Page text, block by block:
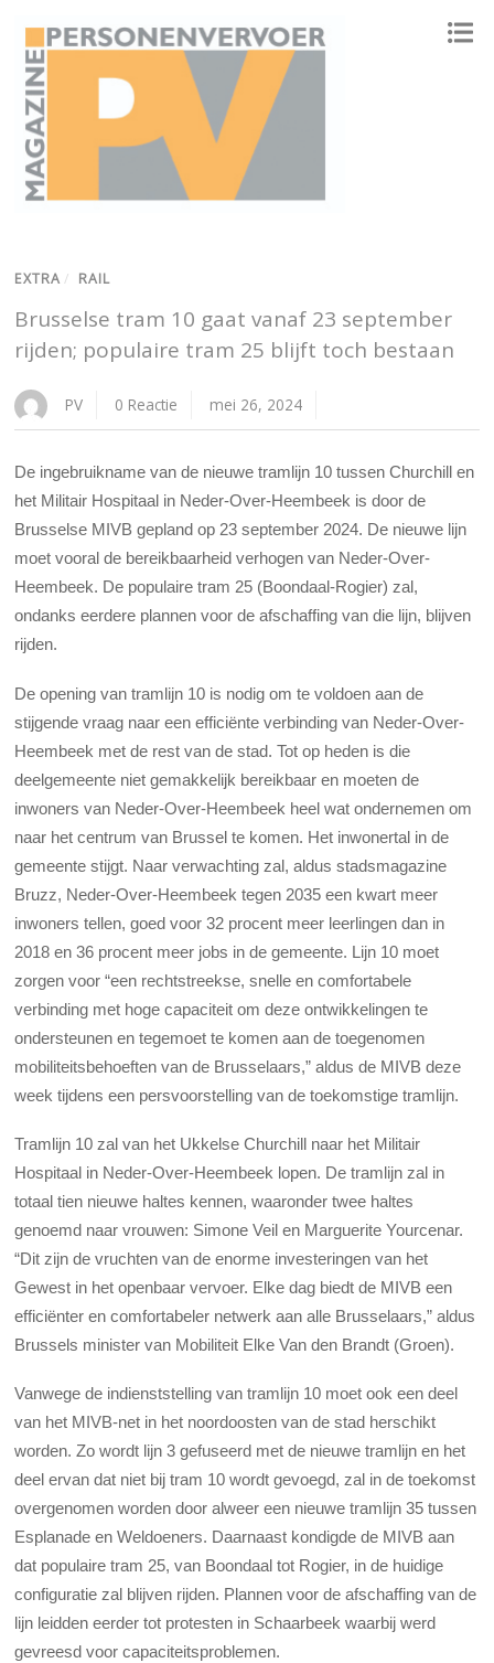
EXTRA / RAIL
Brusselse tram 10 gaat vanaf 23 september
rijden; populaire tram 25 blijft toch bestaan
PV 0 Reactie mei 26, 2024
De ingebruikname van de nieuwe tramlijn 10 tussen Churchill en
het Militair Hospitaal in Neder-Over-Heembeek is door de
Brusselse MIVB gepland op 23 september 2024. De nieuwe lijn
moet vooral de bereikbaarheid verhogen van Neder-Over-
Heembeek. De populaire tram 25 (Boondaal-Rogier) zal,
ondanks eerdere plannen voor de afschaffing van die lijn, blijven
rijden.
De opening van tramlijn 10 is nodig om te voldoen aan de
stijgende vraag naar een efficiënte verbinding van Neder-Over-
Heembeek met de rest van de stad. Tot op heden is die
deelgemeente niet gemakkelijk bereikbaar en moeten de
inwoners van Neder-Over-Heembeek heel wat ondernemen om
naar het centrum van Brussel te komen. Het inwonertal in de
gemeente stijgt. Naar verwachting zal, aldus stadsmagazine
Bruzz, Neder-Over-Heembeek tegen 2035 een kwart meer
inwoners tellen, goed voor 32 procent meer leerlingen dan in
2018 en 36 procent meer jobs in de gemeente. Lijn 10 moet
zorgen voor “een rechtstreekse, snelle en comfortabele
verbinding met hoge capaciteit om deze ontwikkelingen te
ondersteunen en tegemoet te komen aan de toegenomen
mobiliteitsbehoeften van de Brusselaars,” aldus de MIVB deze
week tijdens een persvoorstelling van de toekomstige tramlijn.
Tramlijn 10 zal van het Ukkelse Churchill naar het Militair
Hospitaal in Neder-Over-Heembeek lopen. De tramlijn zal in
totaal tien nieuwe haltes kennen, waaronder twee haltes
genoemd naar vrouwen: Simone Veil en Marguerite Yourcenar.
“Dit zijn de vruchten van de enorme investeringen van het
Gewest in het openbaar vervoer. Elke dag biedt de MIVB een
efficiënter en comfortabeler netwerk aan alle Brusselaars,” aldus
Brussels minister van Mobiliteit Elke Van den Brandt (Groen).
Vanwege de indienststelling van tramlijn 10 moet ook een deel
van het MIVB-net in het noordoosten van de stad herschikt
worden. Zo wordt lijn 3 gefuseerd met de nieuwe tramlijn en het
deel ervan dat niet bij tram 10 wordt gevoegd, zal in de toekomst
overgenomen worden door alweer een nieuwe tramlijn 35 tussen
Esplanade en Weldoeners. Daarnaast kondigde de MIVB aan
dat populaire tram 25, van Boondaal tot Rogier, in de huidige
configuratie zal blijven rijden. Plannen voor de afschaffing van de
lijn leidden eerder tot protesten in Schaarbeek waarbij werd
gevreesd voor capaciteitsproblemen.